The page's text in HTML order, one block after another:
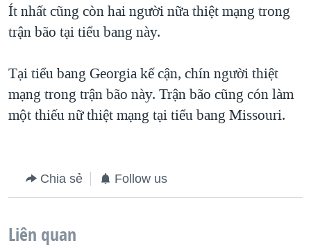
Ít nhất cũng còn hai người nữa thiệt mạng trong
trận bão tại tiểu bang này.
Tại tiểu bang Georgia kế cận, chín người thiệt
mạng trong trận bão này. Trận bão cũng cón làm
một thiếu nữ thiệt mạng tại tiểu bang Missouri.
Chia sẻ Follow us
Liên quan